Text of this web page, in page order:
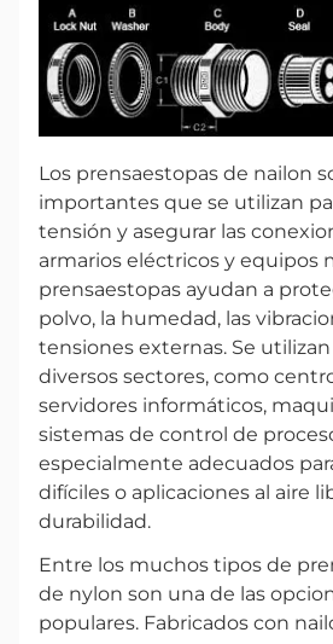
Los prensaestopas de nailon
importantes que se utilizan
tensión y asegurar las
armarios eléctricos y equipos
prensaestopas ayudan a
polvo, la humedad, las
tensiones externas. Se
diversos sectores, como
servidores informáticos,
sistemas de control de
especialmente adecuados
difíciles o aplicaciones al aire
durabilidad.
Entre los muchos tipos de
de nylon son una de las
populares. Fabricados con